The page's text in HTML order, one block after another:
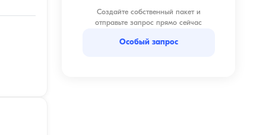
Создайте собственный пакет и
отправьте запрос прямо сейчас
Особый запрос